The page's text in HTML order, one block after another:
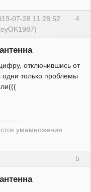
4
07-28 11:28:52
отключившись от
только проблемы
умамножения
5